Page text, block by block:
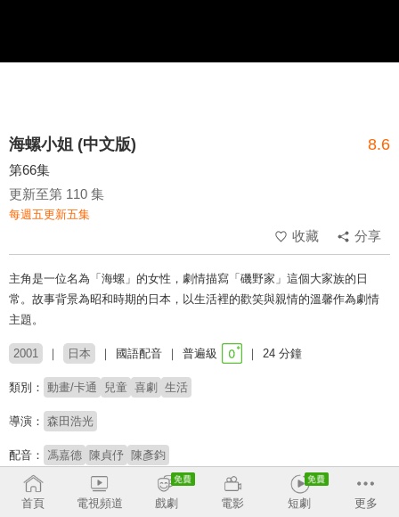
海螺小姐 (中文版) 8.6
第66集
更新至第 110 集
每週五更新五集
收藏 分享
主角是一位名為「海螺」的女性，劇情描寫「磯野家」這個大家族的日
常。故事背景為昭和時期的日本，以生活裡的歡笑與親情的溫馨作為劇情
主題。
2001 日本 國語配音 普遍級 24 分鐘
類別： 動畫/卡通 兒童 喜劇 生活
導演： 森田浩光
配音： 馮嘉德 陳貞伃 陳彥鈞
# 家庭喜劇 # 兒少# 兒童專屬
首頁
電視頻道 戲劇 電影 短劇 更多